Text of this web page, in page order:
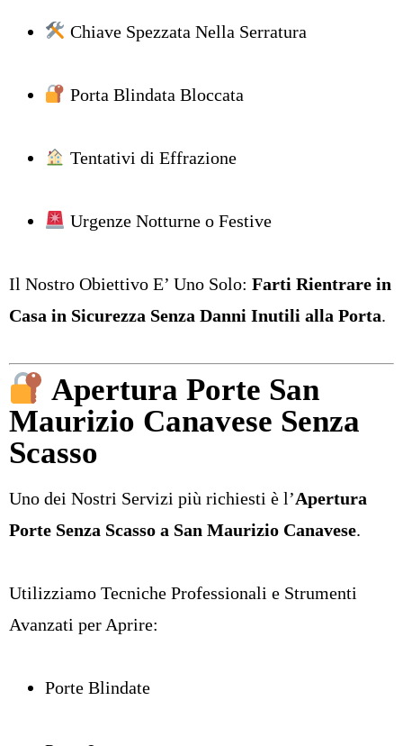
Chiave Spezzata Nella Serratura
Porta Blindata Bloccata
Tentativi di Effrazione
Urgenze Notturne o Festive
Il Nostro Obiettivo E’ Uno Solo: Farti Rientrare in
Casa in Sicurezza Senza Danni Inutili alla Porta.
Apertura Porte San
Maurizio Canavese Senza
Scasso
Uno dei Nostri Servizi più richiesti è l’Apertura
Porte Senza Scasso a San Maurizio Canavese.
Utilizziamo Tecniche Professionali e Strumenti
Avanzati per Aprire:
Porte Blindate